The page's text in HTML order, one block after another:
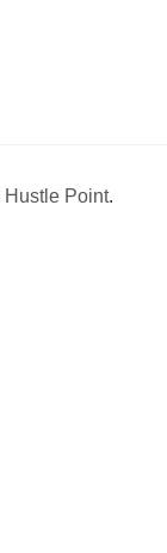
Hustle Point.